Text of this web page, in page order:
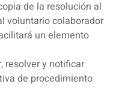
de la resolución al
voluntario colaborador
un elemento
resolver y notificar
de procedimiento